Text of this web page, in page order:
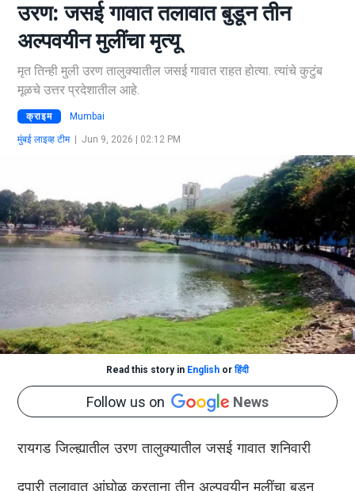
उरण: जसई गावात तलावात बुडून तीन
अल्पवयीन मुलींचा मृत्यू
मृत तिन्ही मुली उरण तालुक्यातील जसई गावात राहत होत्या. त्यांचे कुटुंब
मूळचे उत्तर प्रदेशातील आहे.
क्राइम Mumbai
मुंबई लाइव्ह टीम| Jun 9, 2026 | 02:12 PM
Read this story in English orहिंदी
Follow us on News
रायगड जिल्ह्यातील उरण तालुक्यातील जसई गावात शनिवारी
दुपारी तलावात आंघोळ करताना तीन अल्पवयीन मुलींचा बुडून